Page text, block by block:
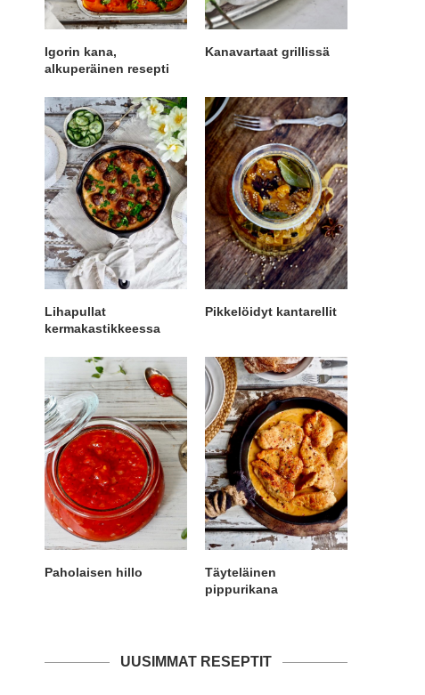
Igorin kana,
alkuperäinen resepti
Kanavartaat grillissä
Lihapullat
kermakastikkeessa
Pikkelöidyt kantarellit
Paholaisen hillo
Täyteläinen
pippurikana
UUSIMMAT RESEPTIT